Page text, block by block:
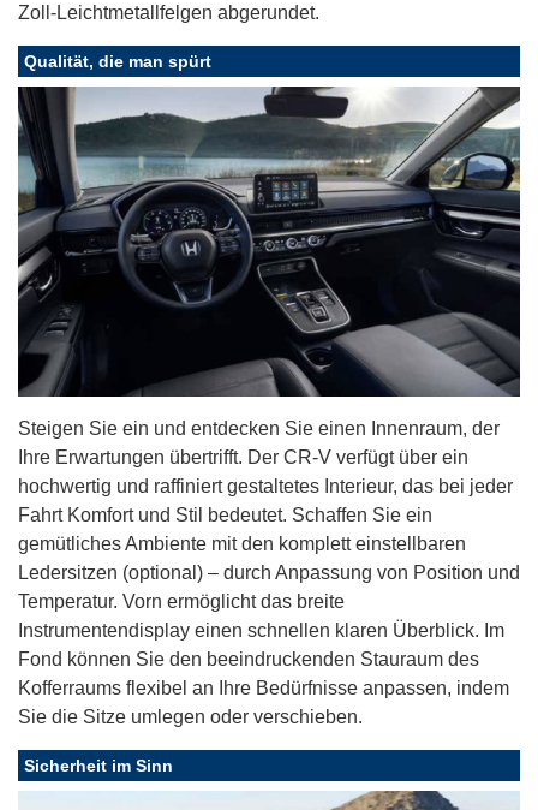
Zoll-Leichtmetallfelgen abgerundet.
Qualität, die man spürt
Steigen Sie ein und entdecken Sie einen Innenraum, der
Ihre Erwartungen übertrifft. Der CR-V verfügt über ein
hochwertig und raffiniert gestaltetes Interieur, das bei jeder
Fahrt Komfort und Stil bedeutet. Schaffen Sie ein
gemütliches Ambiente mit den komplett einstellbaren
Ledersitzen (optional) – durch Anpassung von Position und
Temperatur. Vorn ermöglicht das breite
Instrumentendisplay einen schnellen klaren Überblick. Im
Fond können Sie den beeindruckenden Stauraum des
Kofferraums flexibel an Ihre Bedürfnisse anpassen, indem
Sie die Sitze umlegen oder verschieben.
Sicherheit im Sinn